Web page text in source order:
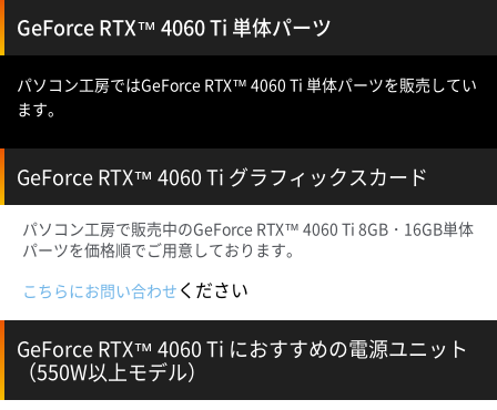
GeForce RTX™ 4060 Ti 単体パーツ
パソコン工房ではGeForce RTX™ 4060 Ti 単体パーツを販売してい
ます。
GeForce RTX™ 4060 Ti グラフィックスカード
パソコン工房で販売中のGeForce RTX™ 4060 Ti 8GB・16GB単体
パーツを価格順でご用意しております。
こちらにお問い合わせ ください
GeForce RTX™ 4060 Ti におすすめの電源ユニット
（550W以上モデル）